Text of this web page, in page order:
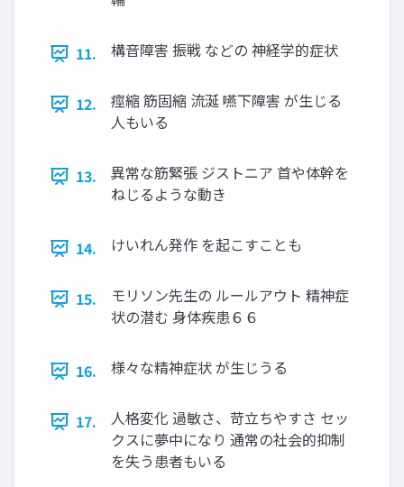
11. 構音障害 振戦 などの 神経学的症状
12.
痙縮 筋固縮 流涎 嚥下障害 が生じる
人もいる
13.
異常な筋緊張 ジストニア 首や体幹を
ねじるような動き
14. けいれん発作 を起こすことも
15.
モリソン先生の ルールアウト 精神症
状の潜む 身体疾患６６
16. 様々な精神症状 が生じうる
17.
人格変化 過敏さ、苛立ちやすさ セッ
クスに夢中になり 通常の社会的抑制
を失う患者もいる